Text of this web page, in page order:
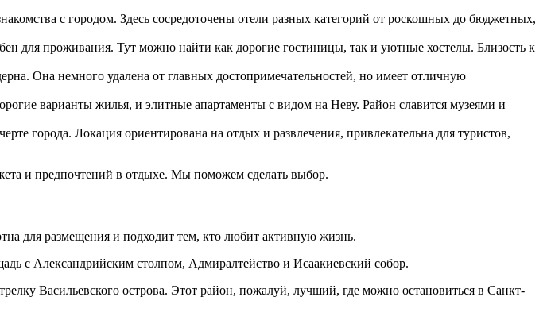
с городом. Здесь сосредоточены отели разных категорий от роскошных до бюджетных,
для проживания. Тут можно найти как дорогие гостиницы, так и уютные хостелы. Близость к
Она немного удалена от главных достопримечательностей, но имеет отличную
варианты жилья, и элитные апартаменты с видом на Неву. Район славится музеями и
города. Локация ориентирована на отдых и развлечения, привлекательна для туристов,
и предпочтений в отдыхе. Мы поможем сделать выбор.
для размещения и подходит тем, кто любит активную жизнь.
с Александрийским столпом, Адмиралтейство и Исаакиевский собор.
Васильевского острова. Этот район, пожалуй, лучший, где можно остановиться в Санкт-